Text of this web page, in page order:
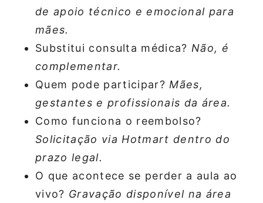
de apoio técnico e emocional para
mães.
Substitui consulta médica? Não, é
complementar.
Quem pode participar? Mães,
gestantes e profissionais da área.
Como funciona o reembolso?
Solicitação via Hotmart dentro do
prazo legal.
O que acontece se perder a aula ao
vivo? Gravação disponível na área